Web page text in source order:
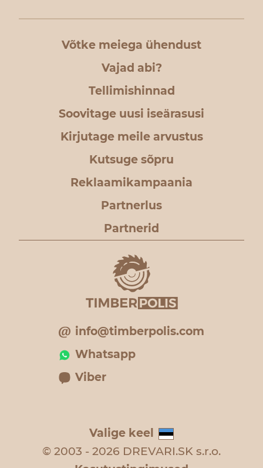
Võtke meiega ühendust
Vajad abi?
Tellimishinnad
Soovitage uusi iseärasusi
Kirjutage meile arvustus
Kutsuge sõpru
Reklaamikampaania
Partnerlus
Partnerid
info@timberpolis.com
Whatsapp
Viber
Valige keel
© 2003 - 2026 DREVARI.SK s.r.o.